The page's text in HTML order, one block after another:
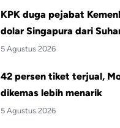
KPK duga pejabat
dolar Singapura dari
5 Agustus 2026
42 persen tiket terjual,
dikemas lebih menarik
5 Agustus 2026